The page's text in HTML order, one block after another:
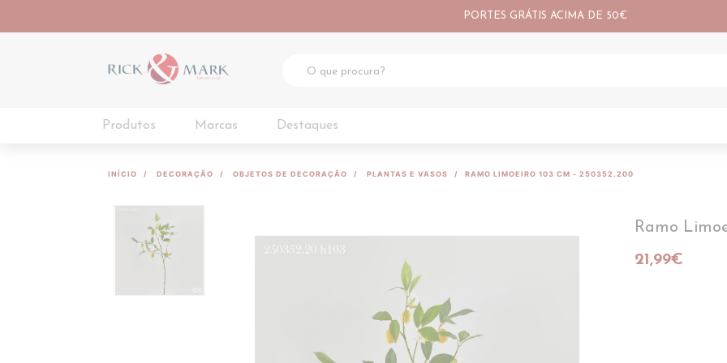
PORTES GRÁTIS ACIMA DE 50€
Produtos Marcas Destaques
INÍCIO DECORAÇÃO OBJETOS DE DECORAÇÃO PLANTAS E VASOS RAMO LIMOEIRO 103 CM - 250352.200
Ramo
21,99€